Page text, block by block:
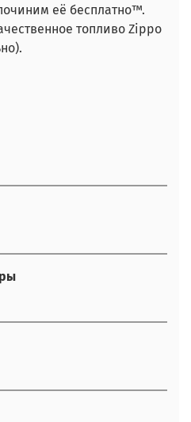
её бесплатно™.
топливо Zippo